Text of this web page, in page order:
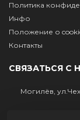
Политика
Инфо
Положение о
Контакты
СВЯЗАТЬСЯ С
Могилёв,